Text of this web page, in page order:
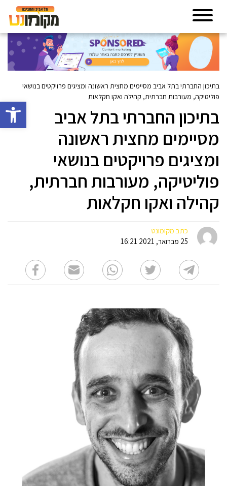
פתח
בתיכון החברתי בתל אביב מסיימים מחצית ראשונה ומציגים פרויקטים בנושאי
פוליטיקה, מעורבות חברתית, קהילה ואקו חקלאות
בתיכון החברתי בתל אביב
מסיימים מחצית ראשונה
ומציגים פרויקטים בנושאי
פוליטיקה, מעורבות חברתית,
קהילה ואקו חקלאות
כתב מקומונט
25 פברואר, 2021 16:21